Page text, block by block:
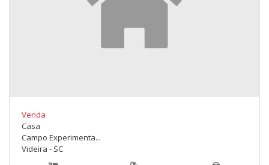
Venda
Casa
Campo Experimenta...
Videira - SC